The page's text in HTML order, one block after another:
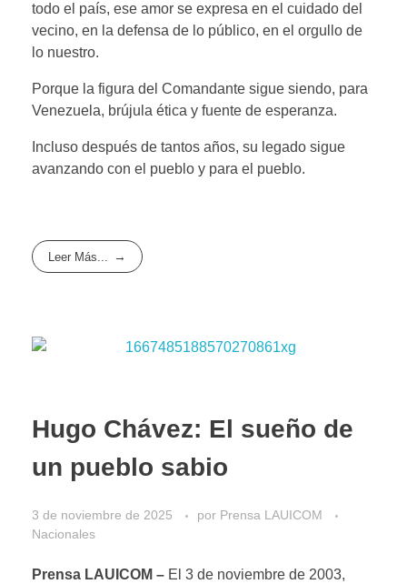
todo el país, ese amor se expresa en el cuidado del
vecino, en la defensa de lo público, en el orgullo de
lo nuestro.
Porque la figura del Comandante sigue siendo, para
Venezuela, brújula ética y fuente de esperanza.
Incluso después de tantos años, su legado sigue
avanzando con el pueblo y para el pueblo.
Leer Más...
Hugo Chávez: El sueño de
un pueblo sabio
3 de noviembre de 2025 por Prensa LAUICOM
Nacionales
Prensa LAUICOM – El 3 de noviembre de 2003,